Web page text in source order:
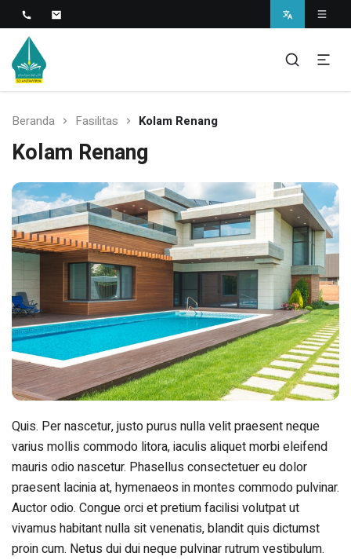
SD Antawirya
Islamic Javanese School
Beranda Fasilitas Kolam Renang
Kolam Renang
Quis. Per nascetur, justo purus nulla velit praesent neque
varius mollis commodo litora, iaculis aliquet morbi eleifend
mauris odio nascetur. Phasellus consectetuer eu dolor
praesent lacinia at, hymenaeos in montes commodo pulvinar.
Auctor odio. Congue orci et pretium facilisi volutpat ut
vivamus habitant nulla sit venenatis, blandit quis dictumst
proin cum. Netus dui dui neque pulvinar rutrum vestibulum.